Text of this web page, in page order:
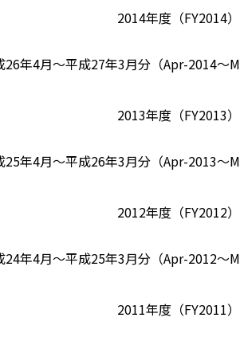
2014年度（FY2014）
26年4月～平成27年3月分（Apr-2014～
2013年度（FY2013）
25年4月～平成26年3月分（Apr-2013～
2012年度（FY2012）
24年4月～平成25年3月分（Apr-2012～
2011年度（FY2011）